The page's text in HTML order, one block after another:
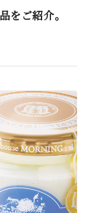
をご紹介。